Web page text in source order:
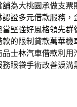
舖為大桃園承做支票
認證多元借款服務
堅強好風格領先群
的限制貸款萬華機
品士林汽車借款利用
務眼袋手術改善淚溝